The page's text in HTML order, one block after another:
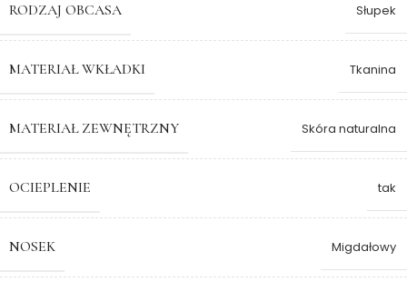
RODZAJ OBCASA Słupek
MATERIAŁ WKŁADKI Tkanina
MATERIAŁ ZEWNĘTRZNY Skóra naturalna
OCIEPLENIE tak
NOSEK Migdałowy